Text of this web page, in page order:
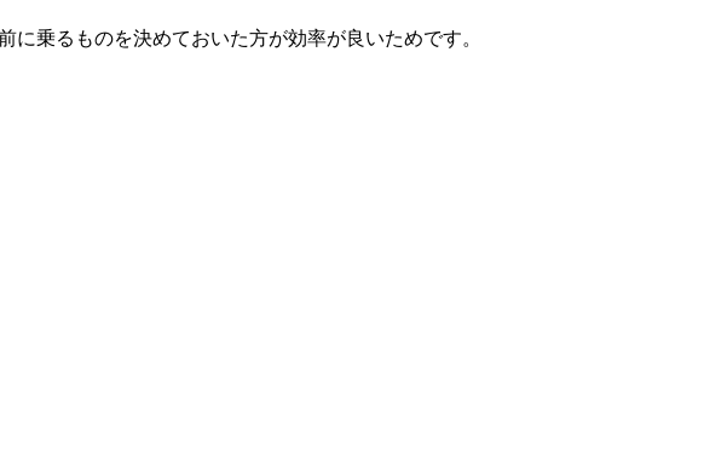
乗るものを決めておいた方が効率が良いためです。